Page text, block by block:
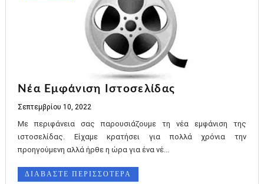
Νέα Εμφάνιση Ιστοσελίδας
Σεπτεμβρίου 10, 2022
Με περιφάνεια σας παρουσιάζουμε τη νέα εμφάνιση της
ιστοσελίδας. Είχαμε κρατήσει για πολλά χρόνια την
προηγούμενη αλλά ήρθε η ώρα για ένα νέ...
ΔΙΑΒΑΣΤΕ ΠΕΡΙΣΣΟΤΕΡΑ